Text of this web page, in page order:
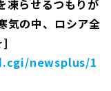
凍らせるつもりが
気の中、ロシア全
newsplus/1